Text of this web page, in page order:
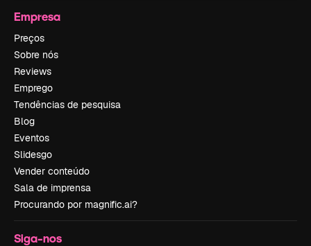
Empresa
Preços
Sobre nós
Reviews
Emprego
Tendências de pesquisa
Blog
Eventos
Slidesgo
Vender conteúdo
Sala de imprensa
Procurando por magnific.ai?
Siga-nos